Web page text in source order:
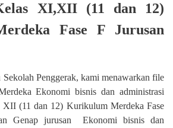
XI,XII (11 dan 12)
Fase F Jurusan
Penggerak, kami menawarkan file
Ekonomi bisnis dan administrasi
(11 dan 12) Kurikulum Merdeka Fase
Genap jurusan Ekonomi bisnis dan